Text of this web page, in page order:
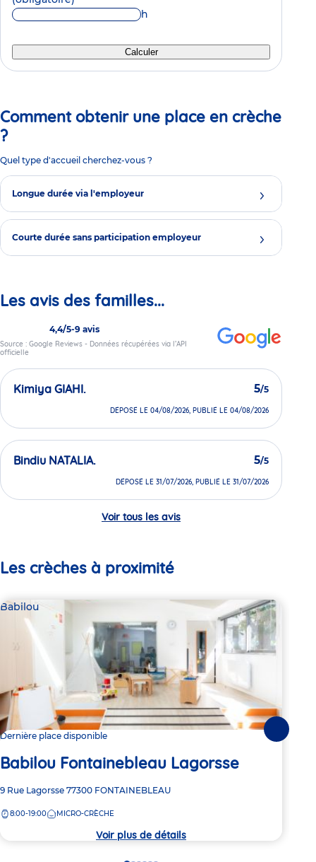
h
Calculer
Comment obtenir une place en crèche
?
Quel type d'accueil cherchez-vous ?
Longue durée via l'employeur
Courte durée sans participation employeur
Les avis des familles...
4,4/5-9 avis
Source : Google Reviews - Données récupérées via l’API
officielle
Kimiya GIAHI. 5/5
DÉPOSÉ LE 04/08/2026, PUBLIÉ LE 04/08/2026
Bindiu NATALIA. 5/5
DÉPOSÉ LE 31/07/2026, PUBLIÉ LE 31/07/2026
Voir tous les avis
Les crèches à proximité
Babilou
Dernière place disponible
Babilou Fontainebleau Lagorsse
Adresse
la
9 Rue Lagorsse 77300 FONTAINEBLEAU
8:00-19:00 MICRO-CRÈCHE
Voir plus de détails